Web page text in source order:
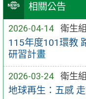
相關公告
2026-04-14 衛生組
115年度101環教
研習計畫
2026-03-24 衛生組
地球再生：五感